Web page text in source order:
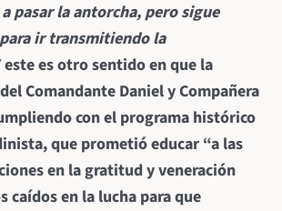
pasar la antorcha, pero sigue
ir transmitiendo la
este es otro sentido en que la
Comandante Daniel y Compañera
con el programa histórico
que prometió educar “a las
en la gratitud y veneración
caídos en la lucha para que